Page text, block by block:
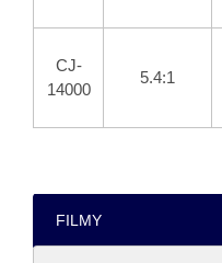
CJ-
14000
5.4:1
FILMY